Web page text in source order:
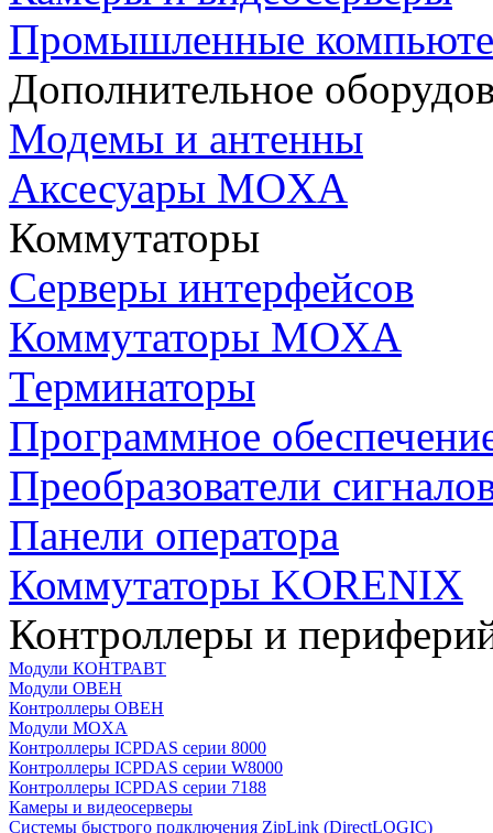
Промышленные
Дополнительное
Модемы и антенны
Аксесуары MOXA
Коммутаторы
Серверы интерфейсов
Коммутаторы MOXA
Терминаторы
Программное
Преобразователи
Панели оператора
Коммутаторы KORENIX
Контроллеры и
Модули КОНТРАВТ
Модули ОВЕН
Контроллеры ОВЕН
Модули MOXA
Контроллеры ICPDAS серии 8000
Контроллеры ICPDAS серии W8000
Контроллеры ICPDAS серии 7188
Камеры и видеосерверы
Системы быстрого подключения ZipLink (DirectLOGIC)